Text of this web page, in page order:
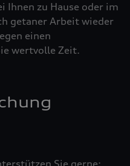
Ihnen zu Hause oder im
getaner Arbeit wieder
einen
wertvolle Zeit.